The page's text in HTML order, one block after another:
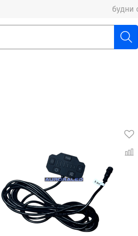
будни